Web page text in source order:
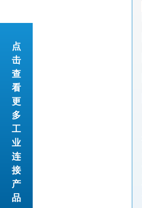
点
击
查
看
更
多
工
业
连
接
产
品